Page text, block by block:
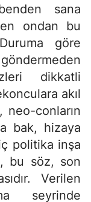
sana
ondan bu
göre
dikkatli
akıl
neo-conların
bak, hizaya
politika inşa
bu söz, son
Verilen
seyrinde